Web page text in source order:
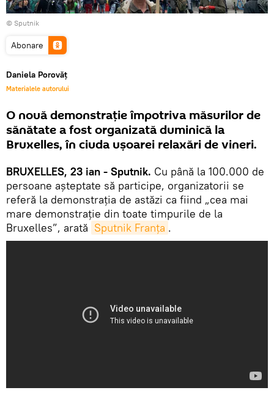
© Sputnik
Abonare
Daniela Porovăț
Materialele autorului
O nouă demonstrație împotriva măsurilor de
sănătate a fost organizată duminică la
Bruxelles, în ciuda ușoarei relaxări de vineri.
BRUXELLES, 23 ian - Sputnik. Cu până la 100.000 de
persoane așteptate să participe, organizatorii se
referă la demonstrația de astăzi ca fiind „cea mai
mare demonstrație din toate timpurile de la
Bruxelles”, arată Sputnik Franța .